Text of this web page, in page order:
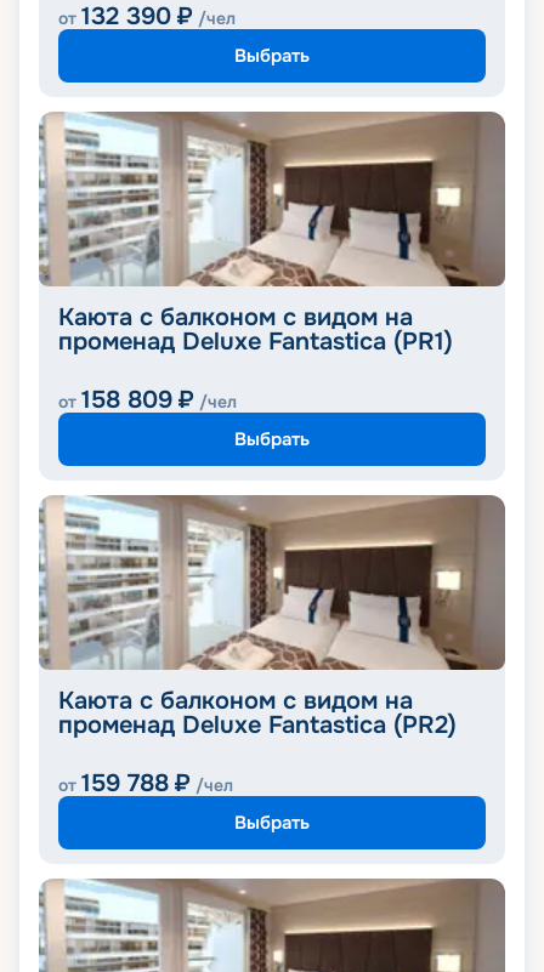
от 132 390 ₽ /чел
Выбрать
Каюта с балконом с видом на
променад Deluxe Fantastica (PR1)
от 158 809 ₽ /чел
Выбрать
Каюта с балконом с видом на
променад Deluxe Fantastica (PR2)
от 159 788 ₽ /чел
Выбрать